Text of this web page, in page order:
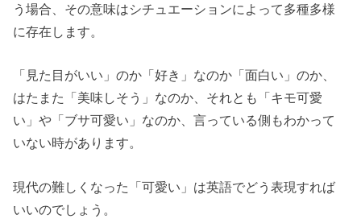
う場合、その意味はシチュエーションによって多種多様
に存在します。
「見た目がいい」のか「好き」なのか「面白い」のか、
はたまた「美味しそう」なのか、それとも「キモ可愛
い」や「ブサ可愛い」なのか、言っている側もわかって
いない時があります。
現代の難しくなった「可愛い」は英語でどう表現すれば
いいのでしょう。